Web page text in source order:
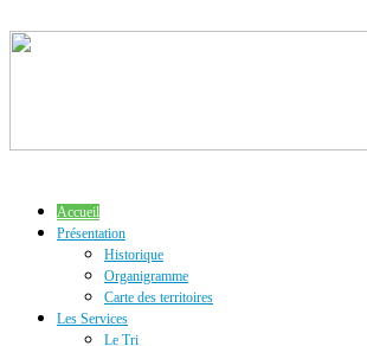
Accueil
Présentation
Historique
Organigramme
Carte des territoires
Les Services
Le Tri